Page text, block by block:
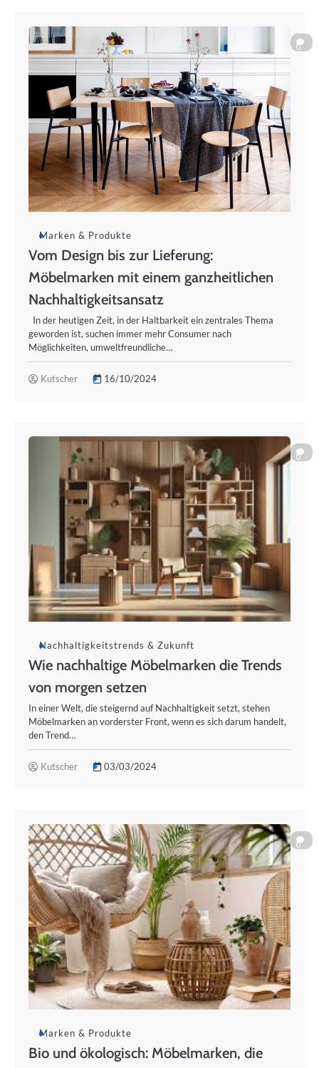
0
Marken & Produkte
Vom Design bis zur Lieferung:
Möbelmarken mit einem ganzheitlichen
Nachhaltigkeitsansatz
In der heutigen Zeit, in der Haltbarkeit ein zentrales Thema
geworden ist, suchen immer mehr Consumer nach
Möglichkeiten, umweltfreundliche…
Kutscher 16/10/2024
0
Nachhaltigkeitstrends & Zukunft
Wie nachhaltige Möbelmarken die Trends
von morgen setzen
In einer Welt, die steigernd auf Nachhaltigkeit setzt, stehen
Möbelmarken an vorderster Front, wenn es sich darum handelt,
den Trend…
Kutscher 03/03/2024
0
Marken & Produkte
Bio und ökologisch: Möbelmarken, die